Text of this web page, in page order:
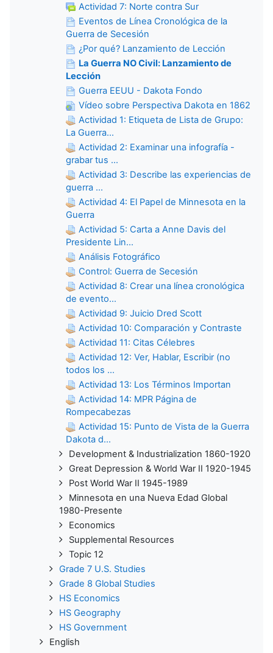
Actividad 7: Norte contra Sur
Eventos de Línea Cronológica de la
Guerra de Secesión
¿Por qué? Lanzamiento de Lección
La Guerra NO Civil: Lanzamiento de
Lección
Guerra EEUU - Dakota Fondo
Vídeo sobre Perspectiva Dakota en 1862
Actividad 1: Etiqueta de Lista de Grupo:
La Guerra...
Actividad 2: Examinar una infografía -
grabar tus ...
Actividad 3: Describe las experiencias de
guerra ...
Actividad 4: El Papel de Minnesota en la
Guerra
Actividad 5: Carta a Anne Davis del
Presidente Lin...
Análisis Fotográfico
Control: Guerra de Secesión
Actividad 8: Crear una línea cronológica
de evento...
Actividad 9: Juicio Dred Scott
Actividad 10: Comparación y Contraste
Actividad 11: Citas Célebres
Actividad 12: Ver, Hablar, Escribir (no
todos los ...
Actividad 13: Los Términos Importan
Actividad 14: MPR Página de
Rompecabezas
Actividad 15: Punto de Vista de la Guerra
Dakota d...
Development & Industrialization 1860-1920
Great Depression & World War II 1920-1945
Post World War II 1945-1989
Minnesota en una Nueva Edad Global
1980-Presente
Economics
Supplemental Resources
Topic 12
Grade 7 U.S. Studies
Grade 8 Global Studies
HS Economics
HS Geography
HS Government
English